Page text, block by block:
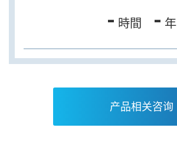
- 時間 - 年
产品相关咨询